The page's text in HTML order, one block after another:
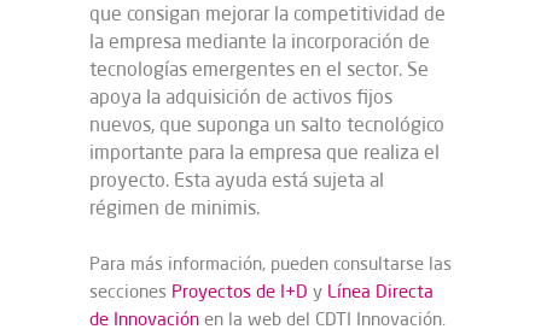
que consigan mejorar la competitividad de
la empresa mediante la incorporación de
tecnologías emergentes en el sector. Se
apoya la adquisición de activos fijos
nuevos, que suponga un salto tecnológico
importante para la empresa que realiza el
proyecto. Esta ayuda está sujeta al
régimen de minimis.
Para más información, pueden consultarse las
secciones Proyectos de I+D y Línea Directa
de Innovación en la web del CDTI Innovación.